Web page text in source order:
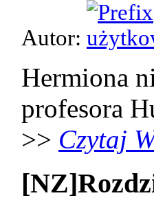
Autor:
Hermiona
profesora
>> Czytaj